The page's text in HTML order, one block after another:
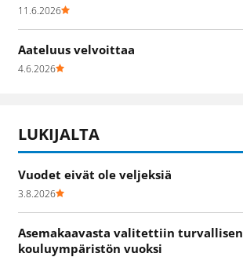
11.6.2026
Aateluus velvoittaa
4.6.2026
LUKIJALTA
Vuodet eivät ole veljeksiä
3.8.2026
Asemakaavasta valitettiin turvallisen
kouluympäristön vuoksi